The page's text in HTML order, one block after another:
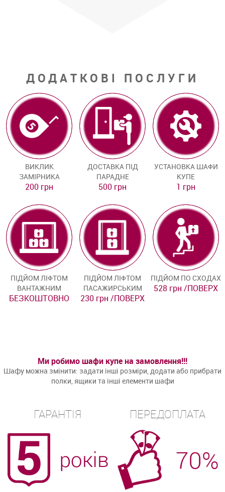
ДОДАТКОВІ ПОСЛУГИ
ВИКЛИК
ЗАМІРНИКА
200 грн
ДОСТАВКА ПІД
ПАРАДНЕ
500 грн
УСТАНОВКА ШАФИ
КУПЕ
1 грн
ПІДЙОМ ЛІФТОМ
ВАНТАЖНИМ
БЕЗКОШТОВНО
ПІДЙОМ ЛІФТОМ
ПАСАЖИРСЬКИМ
230 грн /ПОВЕРХ
ПІДЙОМ ПО СХОДАХ
528 грн /ПОВЕРХ
Ми робимо шафи купе на замовлення!!!
Шафу можна змінити: задати інші розміри, додати або прибрати
полки, ящики та інші елементи шафи
ГАРАНТІЯ ПЕРЕДОПЛАТА